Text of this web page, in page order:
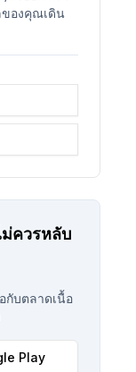
องคุณเดิน
ควรหลับ
กับตลาดเนื้อ
Play